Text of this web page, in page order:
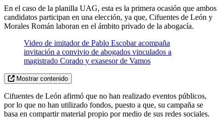
En el caso de la planilla UAG, esta es la primera ocasión que ambos
candidatos participan en una elección, ya que, Cifuentes de León y
Morales Román laboran en el ámbito privado de la abogacía.
Video de imitador de Pablo Escobar acompaña
invitación a convivio de abogados vinculados a
magistrado Corado y exasesor de Vamos
Mostrar contenido
Cifuentes de León afirmó que no han realizado eventos públicos,
por lo que no han utilizado fondos, puesto a que, su campaña se
basa en compartir material propio por medio de sus redes sociales.